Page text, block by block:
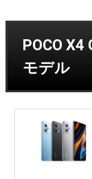
POCO
モデル